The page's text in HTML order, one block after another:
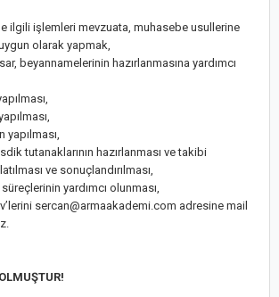
ilgili işlemleri mevzuata, muhasebe usullerine
olarak yapmak,
beyannamelerinin hazırlanmasına yardımcı
yapılması,
tutanaklarının hazırlanması ve takibi
ve sonuçlandırılması,
yardımcı olunması,
sercan@armaakademi.com adresine mail